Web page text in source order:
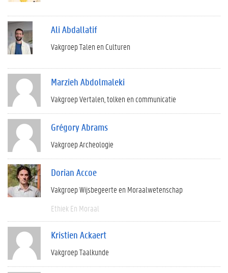
Ali Abdallatif
Vakgroep Talen en Culturen
Marzieh Abdolmaleki
Vakgroep Vertalen, tolken en communicatie
Grégory Abrams
Vakgroep Archeologie
Dorian Accoe
Vakgroep Wijsbegeerte en Moraalwetenschap
Ethiek En Moraal
Kristien Ackaert
Vakgroep Taalkunde